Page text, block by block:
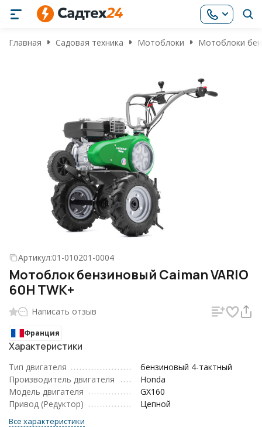
Главная Садовая техника Мотоблоки Мотоблоки
Артикул:01-010201-0004
Мотоблок бензиновый Caiman VARIO
60H TWK+
Написать отзыв
Франция
Характеристики
Тип двигателя
бензиновый 4-тактный
Производитель двигателя
Honda
Модель двигателя
GX160
Привод (Редуктор)
Цепной
Все характеристики